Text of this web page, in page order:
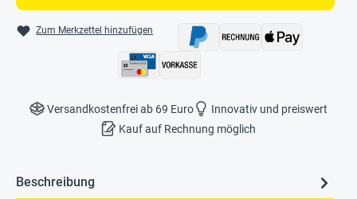
Zum Merkzettel hinzufügen
Versandkostenfrei ab 69 Euro
Innovativ und preiswert
Kauf auf Rechnung möglich
Beschreibung